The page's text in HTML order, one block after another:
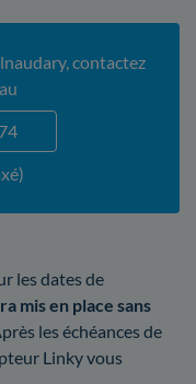
contactez
les dates de
mis en place sans
les échéances de
Linky vous